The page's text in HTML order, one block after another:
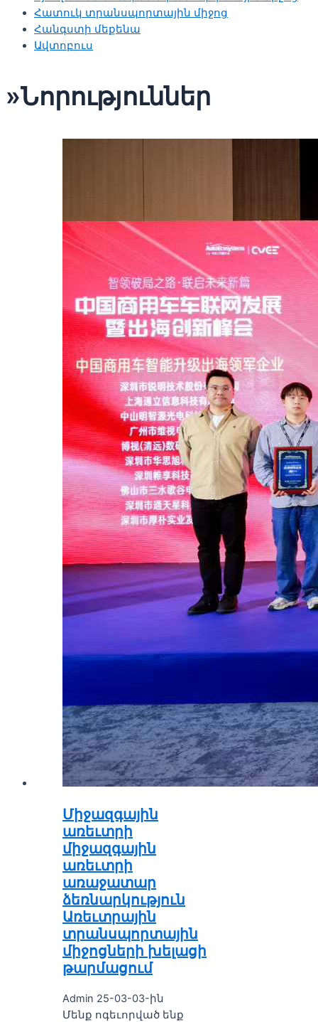
Հատուկ տրանսպորտային միջոց
Հանգստի մեքենա
Ավտոբուս
»Նորություններ
Միջազգային
առեւտրի
միջազգային
առեւտրի
առաջատար
ձեռնարկություն
Առեւտրային
տրանսպորտային
միջոցների խելացի
թարմացում
Admin 25-03-03-ին
Մենք ոգեւորված ենք